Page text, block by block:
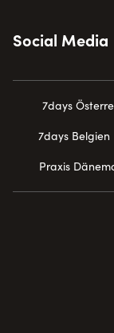
Social Media
7days
7days Belgien
Praxis